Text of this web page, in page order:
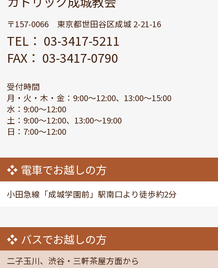
〒157-0066 東京都世田谷区成城 2-21-16
TEL： 03-3417-5211
FAX： 03-3417-0790
受付時間
月・火・木・金：9:00～12:00、13:00～15:00
水：9:00～12:00
土：9:00～12:00、13:00～19:00
日：7:00～12:00
電車でお越しの方
小田急線「成城学園前」駅南口より徒歩約2分
バスでお越しの方
二子玉川、渋谷・三軒茶屋方面から